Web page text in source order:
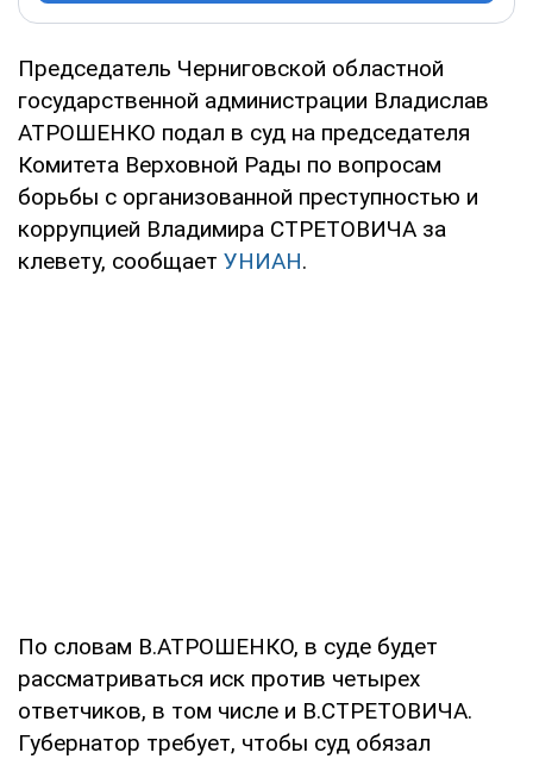
Председатель Черниговской областной
государственной администрации Владислав
АТРОШЕНКО подал в суд на председателя
Комитета Верховной Рады по вопросам
борьбы с организованной преступностью и
коррупцией Владимира СТРЕТОВИЧА за
клевету, сообщает УНИАН.
По словам В.АТРОШЕНКО, в суде будет
рассматриваться иск против четырех
ответчиков, в том числе и В.СТРЕТОВИЧА.
Губернатор требует, чтобы суд обязал